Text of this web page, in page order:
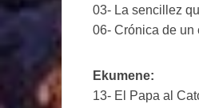
03- La sencillez
06- Crónica de un
Ekumene:
13- El Papa al